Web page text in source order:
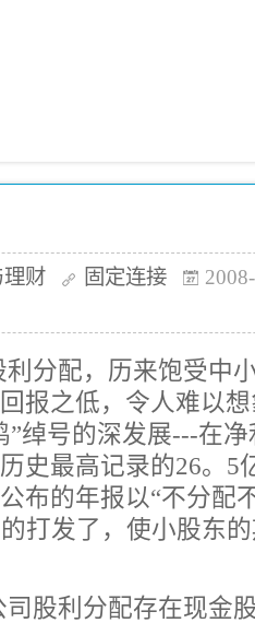
财 固定连接
配，历来饱受中小
报之低，令人难以
”绰号的深发展---在
史最高记录的26。5
布的年报以“不分配
打发了，使小股东
利分配存在现金股